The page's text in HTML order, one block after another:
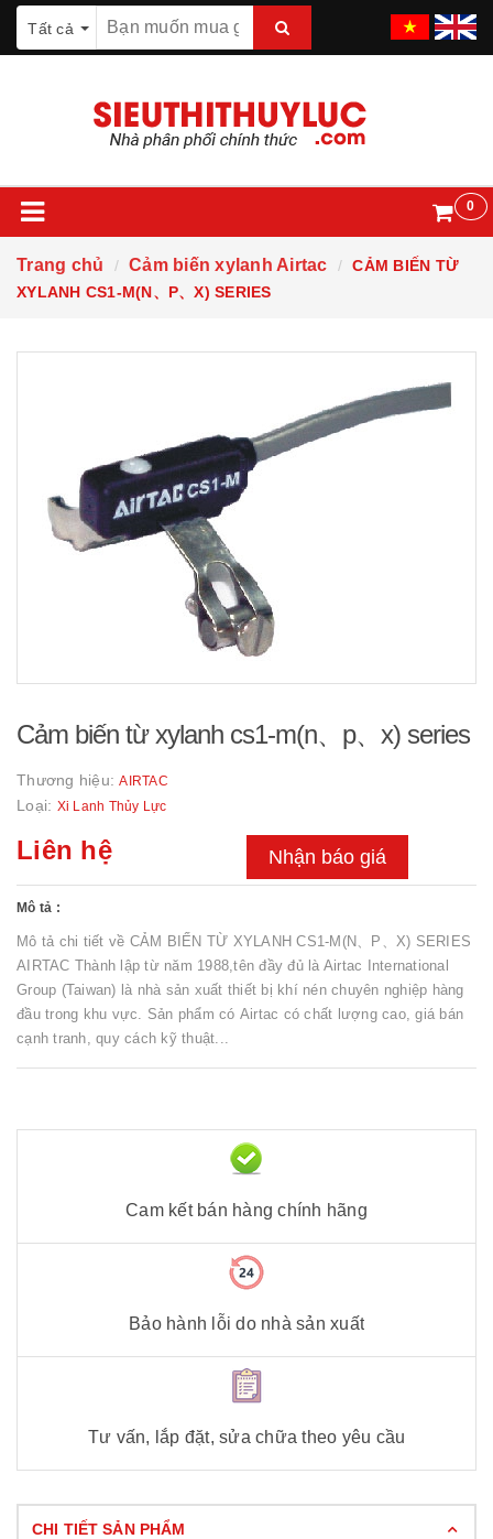
Tất cả
0
Trang chủ Cảm biến xylanh Airtac
CẢM BIẾN TỪ
XYLANH CS1-M(N、P、X) SERIES
Cảm biến từ xylanh cs1-m(n、p、x) series
Thương hiệu:AIRTAC
Loại: Xi Lanh Thủy Lực
Liên hệ Nhận báo giá
Mô tả :
Mô tả chi tiết về CẢM BIẾN TỪ XYLANH CS1-M(N、P、X) SERIES
AIRTAC Thành lập từ năm 1988,tên đầy đủ là Airtac International
Group (Taiwan) là nhà sản xuất thiết bị khí nén chuyên nghiệp hàng
đầu trong khu vực. Sản phẩm có Airtac có chất lượng cao, giá bán
cạnh tranh, quy cách kỹ thuật...
Cam kết bán hàng chính hãng
Bảo hành lỗi do nhà sản xuất
Tư vấn, lắp đặt, sửa chữa theo yêu cầu
CHI TIẾT SẢN PHẨM